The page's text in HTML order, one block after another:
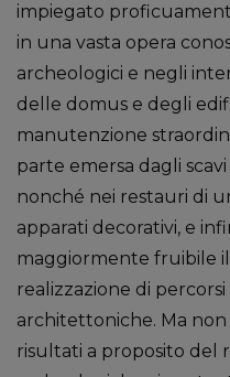
impiegato
in una vasta opera
archeologici e negli
delle domus e degli
manutenzione
parte emersa dagli
nonché nei restauri di
apparati decorativi, e
maggiormente fruibile
realizzazione di
architettoniche. Ma
risultati a proposito del